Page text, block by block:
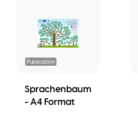
Publication
Sprachenbaum
- A4 Format